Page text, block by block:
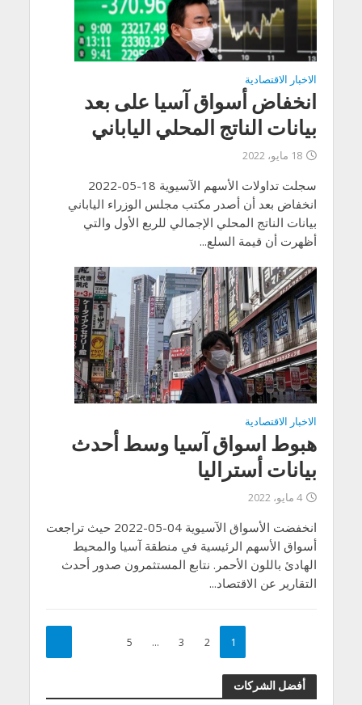
الاخبار الاقتصادية
انخفاض أسواق آسيا على بعد
بيانات الناتج المحلي الياباني
18 مايو، 2022
سجلت تداولات الأسهم الآسيوية 18-05-2022
انخفاض بعد أن أصدر مكتب مجلس الوزراء الياباني
بيانات الناتج المحلي الإجمالي للربع الأول والتي
أظهرت أن قيمة السلع...
الاخبار الاقتصادية
هبوط اسواق آسيا وسط أحدث
بيانات أستراليا
4 مايو، 2022
انخفضت الأسواق الآسيوية 04-05-2022 حيث تراجعت
أسواق الأسهم الرئيسية في منطقة آسيا والمحيط
الهادئ باللون الأحمر. نتابع المستثمرون صدور أحدث
التقارير عن الاقتصاد...
1
2
3
…
5
أفضل الشركات